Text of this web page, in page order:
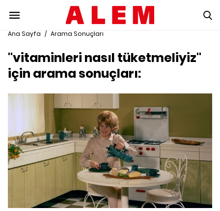
Ana Sayfa / Arama Sonuçları
"vitaminleri nasıl tüketmeliyiz"
için arama sonuçları: